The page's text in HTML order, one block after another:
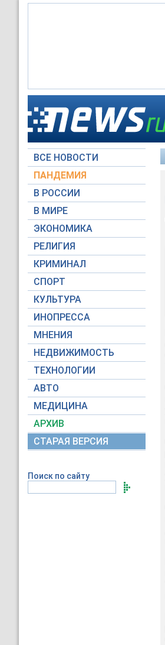
ВСЕ НОВОСТИ
ПАНДЕМИЯ
В РОССИИ
В МИРЕ
ЭКОНОМИКА
РЕЛИГИЯ
КРИМИНАЛ
СПОРТ
КУЛЬТУРА
ИНОПРЕССА
МНЕНИЯ
НЕДВИЖИМОСТЬ
ТЕХНОЛОГИИ
АВТО
МЕДИЦИНА
АРХИВ
СТАРАЯ ВЕРСИЯ
Поиск по сайту